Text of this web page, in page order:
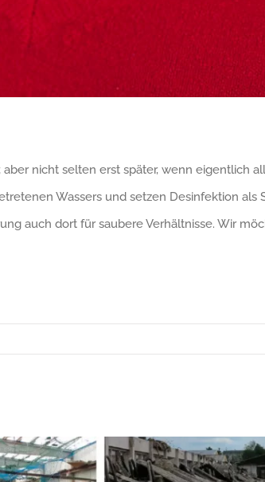
nicht selten erst später, wenn eigentlich
Wassers und setzen Desinfektion als
auch dort für saubere Verhältnisse. Wir